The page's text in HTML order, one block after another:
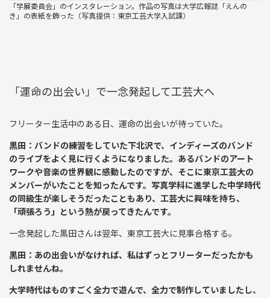
「学展委員会」のインスタレーション。作品の写真は大学広報誌「えんの
き」の表紙を飾った（写真提供：東京工芸大学入試課）
「運命の出会い」で一念発起して工芸大へ
フリーター生活中のある日、運命の出会いが待っていた。
黒田：バンドの練習をしていた下北沢で、インディーズのバンド
のライブをよく見に行くようになりました。あるバンドのアート
ワークや音楽の世界観に感動したのですが、そこに東京工芸大の
メンバーがいたことを知ったんです。写真学科に進学した中学時代
の同級生が楽しそうだったこともあり、工芸大に興味を持ち、
「頑張ろう」という熱が戻ってきたんです。
一念発起した黒田さんは翌年、東京工芸大に見事合格する。
黒田：あの出会いがなければ、私はずっとフリーターだったかも
しれませんね。
大学時代はものすごく全力で遊んで、全力で制作していましたし、